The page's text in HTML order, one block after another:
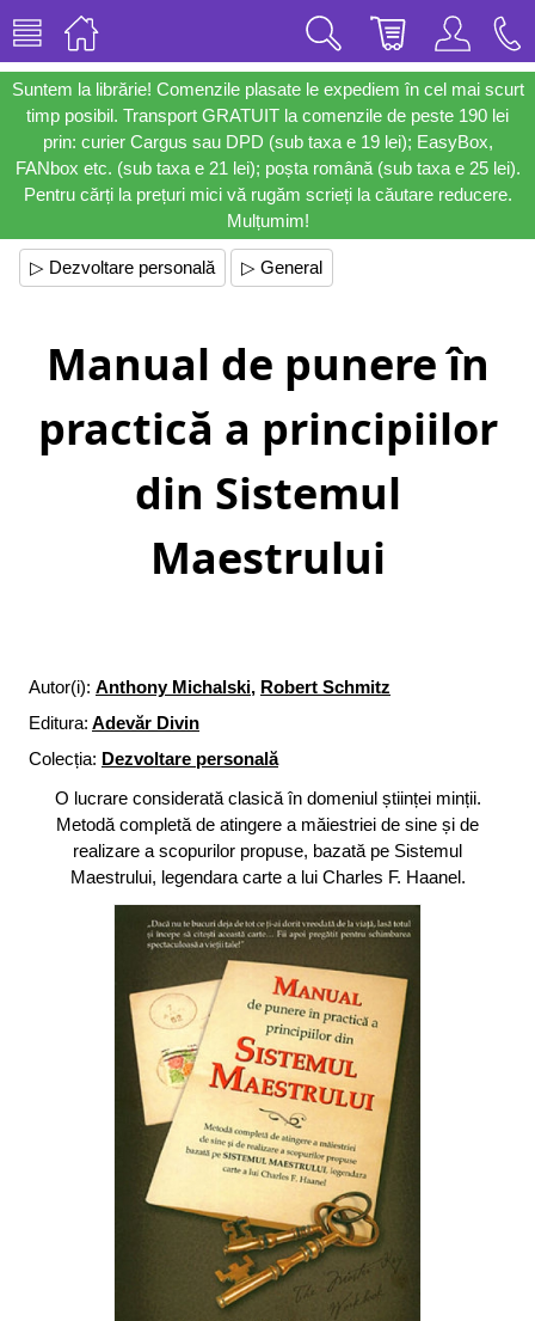
Suntem la librărie! Comenzile plasate le expediem în cel mai scurt
timp posibil. Transport GRATUIT la comenzile de peste 190 lei
prin: curier Cargus sau DPD (sub taxa e 19 lei); EasyBox,
FANbox etc. (sub taxa e 21 lei); poșta română (sub taxa e 25 lei).
Pentru cărți la prețuri mici vă rugăm scrieți la căutare reducere.
Mulțumim!
▷ Dezvoltare personală ▷ General
Manual de punere în
practică a principiilor
din Sistemul
Maestrului
Autor(i): Anthony Michalski, Robert Schmitz
Editura: Adevăr Divin
Colecția: Dezvoltare personală
O lucrare considerată clasică în domeniul științei minții.
Metodă completă de atingere a măiestriei de sine și de
realizare a scopurilor propuse, bazată pe Sistemul
Maestrului, legendara carte a lui Charles F. Haanel.